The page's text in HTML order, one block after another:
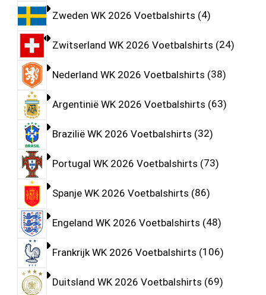
Zweden WK 2026 Voetbalshirts 4
Zwitserland WK 2026 Voetbalshirts 24
Nederland WK 2026 Voetbalshirts 38
Argentinië WK 2026 Voetbalshirts 63
Brazilië WK 2026 Voetbalshirts 32
Portugal WK 2026 Voetbalshirts 73
Spanje WK 2026 Voetbalshirts 86
Engeland WK 2026 Voetbalshirts 48
Frankrijk WK 2026 Voetbalshirts 106
Duitsland WK 2026 Voetbalshirts 69